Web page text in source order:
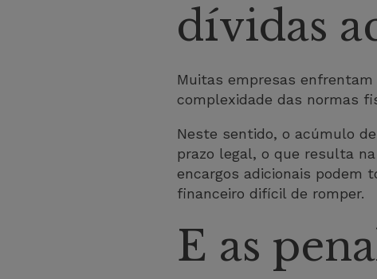
dívidas
Muitas empresas
complexidade das normas
Neste sentido, o acúmulo
prazo legal, o que resulta
encargos adicionais podem
financeiro difícil de romper.
E as